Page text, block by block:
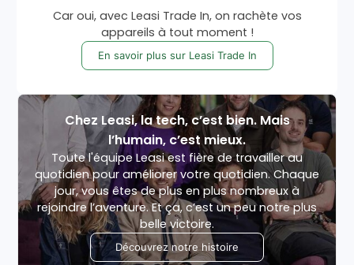
Car oui, avec Leasi Trade In, on rachète vos
appareils à tout moment !
En savoir plus sur Leasi Trade In
Chez Leasi, la tech, c’est bien. Mais
l’humain, c’est mieux.
Toute l'équipe Leasi est fière de travailler au
quotidien pour améliorer votre quotidien. Chaque
jour, vous êtes de plus en plus nombreux à
rejoindre l’aventure. Et ça, c’est un peu notre plus
belle victoire.
Découvrez notre histoire